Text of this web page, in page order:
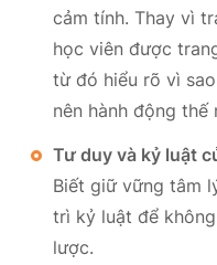
cảm tính. Thay vì
học viên được
từ đó hiểu rõ vì
nên hành động thế
Tư duy và kỷ luật
Biết giữ vững tâm
trì kỷ luật để
lược.